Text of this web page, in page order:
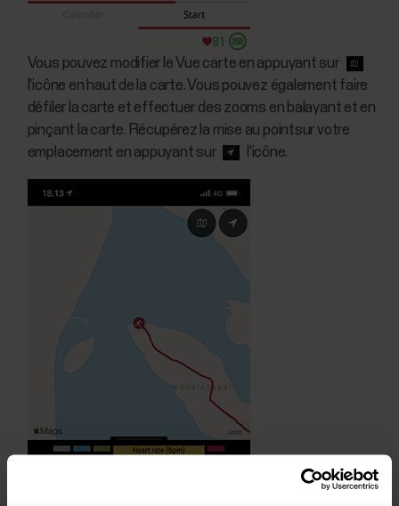
Vous pouvez modifier le Vue carte en appuyant sur
l'icône en haut de la carte. Vous pouvez également faire
défiler la carte et effectuer des zooms en balayant et en
pinçant la carte. Récupérez la mise au pointsur votre
emplacement en appuyant sur
l'icône.